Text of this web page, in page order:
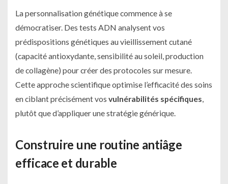
La personnalisation génétique commence à se
démocratiser. Des tests ADN analysent vos
prédispositions génétiques au vieillissement cutané
(capacité antioxydante, sensibilité au soleil, production
de collagène) pour créer des protocoles sur mesure.
Cette approche scientifique optimise l’efficacité des soins
en ciblant précisément vos vulnérabilités spécifiques
plutôt que d’appliquer une stratégie générique.
Construire une routine antiâge
efficace et durable